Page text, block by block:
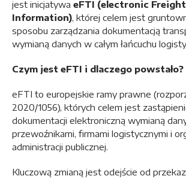
jest inicjatywa eFTI (electronic
Information), której celem jest
sposobu zarządzania dokumentacją
wymianą danych w całym łańcuchu
Czym jest eFTI i dlaczego powstało?
eFTI to europejskie ramy prawne
2020/1056), których celem jest
dokumentacji elektroniczną wymianą
przewoźnikami, firmami logistycznymi i
administracji publicznej.
Kluczową zmianą jest odejście od